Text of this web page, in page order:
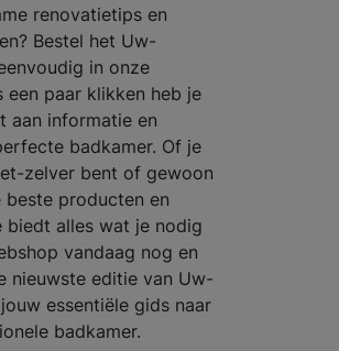
renovatietips en
Bestel het Uw-
in onze
paar klikken heb je
aan informatie en
badkamer. Of je
zelver bent of gewoon
producten en
biedt alles wat je nodig
vandaag nog en
nieuwste editie van Uw-
essentiële gids naar
badkamer.